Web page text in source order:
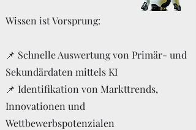
Wissen ist Vorsprung:
📌 Schnelle Auswertung von Primär- und
Sekundärdaten mittels KI
📌 Identifikation von Markttrends,
Innovationen und
Wettbewerbspotenzialen